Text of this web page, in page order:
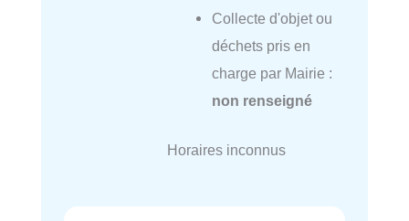
Collecte d'objet ou
déchets pris en
charge par Mairie :
non renseigné
Horaires inconnus